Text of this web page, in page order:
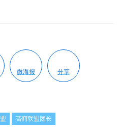
微海报 分享
高佣联盟团长